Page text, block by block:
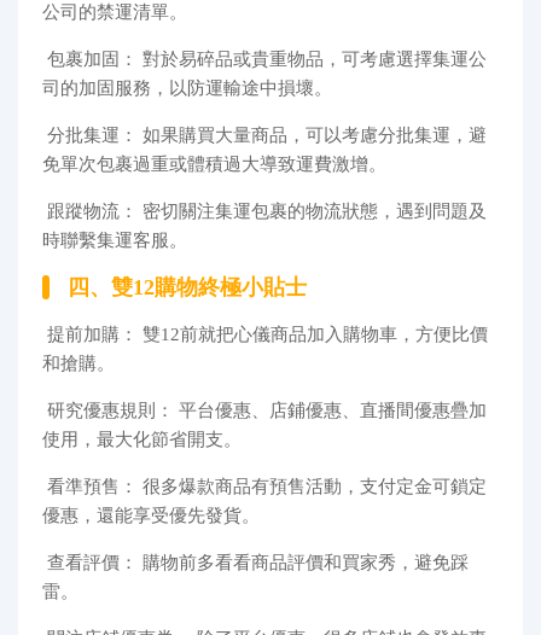
公司的禁運清單。
包裹加固： 對於易碎品或貴重物品，可考慮選擇集運公
司的加固服務，以防運輸途中損壞。
分批集運： 如果購買大量商品，可以考慮分批集運，避
免單次包裹過重或體積過大導致運費激增。
跟蹤物流： 密切關注集運包裹的物流狀態，遇到問題及
時聯繫集運客服。
四、雙12購物終極小貼士
提前加購： 雙12前就把心儀商品加入購物車，方便比價
和搶購。
研究優惠規則： 平台優惠、店鋪優惠、直播間優惠疊加
使用，最大化節省開支。
看準預售： 很多爆款商品有預售活動，支付定金可鎖定
優惠，還能享受優先發貨。
查看評價： 購物前多看看商品評價和買家秀，避免踩
雷。